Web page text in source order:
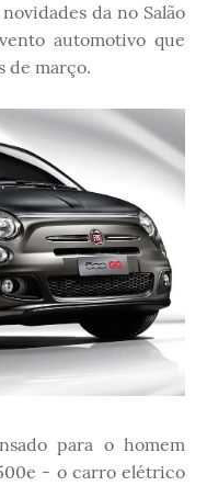
da no Salão
automotivo que
de março.
para o homem
- o carro elétrico